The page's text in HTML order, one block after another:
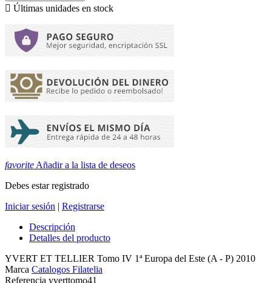
 Últimas unidades en stock
favorite Añadir a la lista de deseos
Debes estar registrado
Iniciar sesión | Registrarse
Descripción
Detalles del producto
YVERT ET TELLIER Tomo IV 1ª Europa del Este (A - P) 2010
Marca Catalogos Filatelia
Referencia yverttomo41